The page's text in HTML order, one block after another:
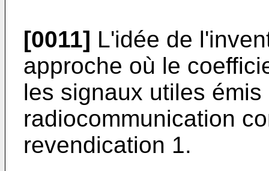
[0011] L'idée de
approche où le
les signaux utiles
radiocommunication
revendication 1.